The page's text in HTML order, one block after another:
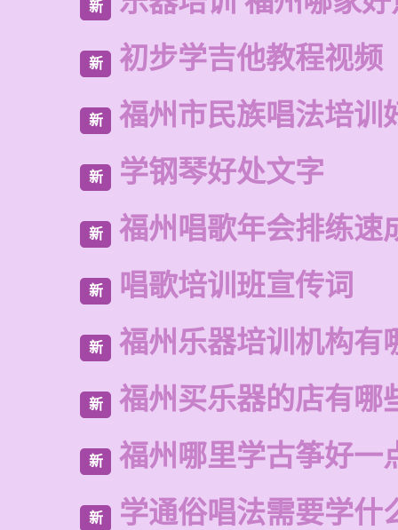
新
新 初步学吉他教程视频
新 福州市民族唱法培训
新 学钢琴好处文字
新 福州唱歌年会排练速
新 唱歌培训班宣传词
新 福州乐器培训机构有
新 福州买乐器的店有哪
新 福州哪里学古筝好一
新 学通俗唱法需要学什